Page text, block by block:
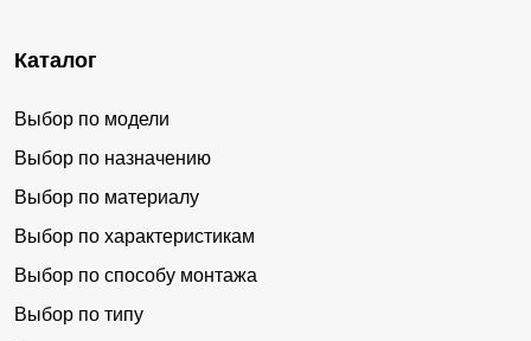
Каталог
Выбор по модели
Выбор по назначению
Выбор по материалу
Выбор по характеристикам
Выбор по способу монтажа
Выбор по типу